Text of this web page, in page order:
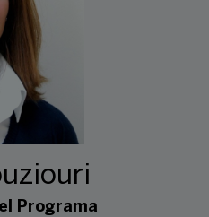
Programa